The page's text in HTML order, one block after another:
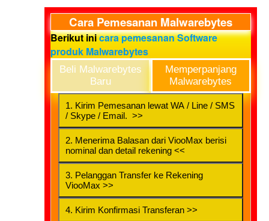
Cara Pemesanan Malwarebytes
Berikut inicara pemesanan Software
produk Malwarebytes
Beli Malwarebytes
Baru
Memperpanjang
Malwarebytes
1. Kirim Pemesanan lewat WA / Line / SMS
/ Skype / Email. >>
2. Menerima Balasan dari ViooMax berisi
nominal dan detail rekening <<
3. Pelanggan Transfer ke Rekening
ViooMax >>
4. Kirim Konfirmasi Transferan >>